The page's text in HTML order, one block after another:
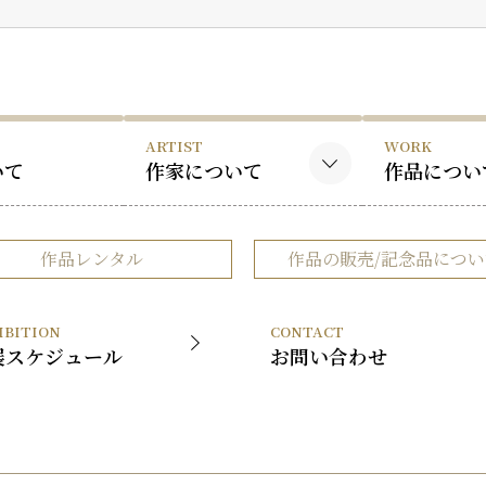
ARTIST
作家について
黒木国昭について
谷口榮について
受賞歴
WORK
作品につ
黒木国昭
谷口榮の作
作品レンタル 作品の販売/記念品につ
ケジュール
CONTACT
お問い合わせ